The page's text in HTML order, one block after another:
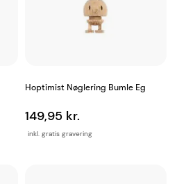
Hoptimist Nøglering Bumle Eg
inkl. gratis gravering
149,95 kr.